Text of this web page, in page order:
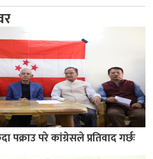
पक्राउ परे कांग्रेसले प्रतिवाद गर्छः